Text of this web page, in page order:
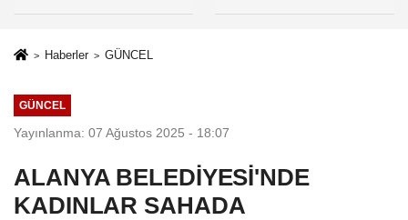
MEMNUNUZ”
Haberler GÜNCEL
GÜNCEL
Yayınlanma: 07 Ağustos 2025 - 18:07
ALANYA BELEDİYESİ'NDE
KADINLAR SAHADA